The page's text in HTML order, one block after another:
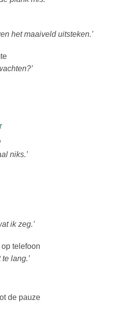
het maaiveld uitsteken.’
niks.’
ik zeg.’
telefoon
lang.’
de pauze